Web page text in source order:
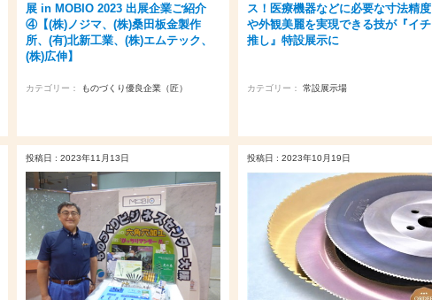
展 in MOBIO 2023 出展企業ご紹介
④【(株)ノジマ、(株)桑田板金製作
所、(有)北新工業、(株)エムテック、
(株)広伸】
カテゴリー： ものづくり優良企業（匠）
ス！医療機器などに必要な寸法精度
や外観美麗を実現できる技が『イチ
推し』特設展示に
カテゴリー： 常設展示場
投稿日 : 2023年11月13日 投稿日 : 2023年10月19日